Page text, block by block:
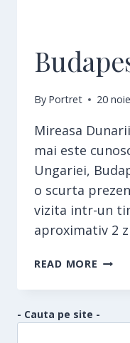
By Portret 20
Mireasa
mai este
Ungariei,
o scurta
vizita intr-un
aproximativ 2
READ MORE
- Cauta pe site -